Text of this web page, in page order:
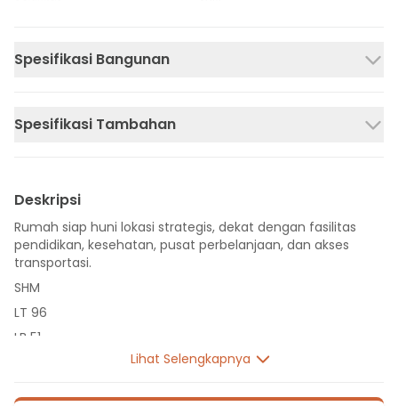
Spesifikasi Bangunan
Spesifikasi Tambahan
Deskripsi
Rumah siap huni lokasi strategis, dekat dengan fasilitas
pendidikan, kesehatan, pusat perbelanjaan, dan akses
transportasi.
SHM
LT 96
LB 51
Lihat Selengkapnya